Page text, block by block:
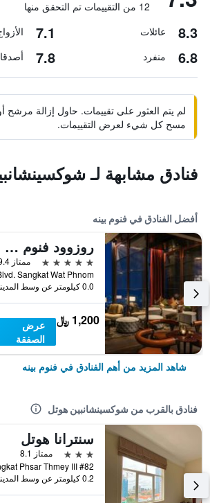
12 من التقييمات تم التحقق منها
8.3 عائلات 7.1
6.8 منفرد 7.8
لم يتم العثور على تقييمات. حاول إزالة مرشح
مسح كل شيء لعرض التقييمات.
فنادق مشابهة لـ
أفضل الفنادق في فنوم بينه
روزوود فنوم بين
5 نجوم
ممتاز 9.4
0.0 كيلومتر عن وسط المدينة
1,200 ﷼
عرض
الصفقة
شاهد المزيد من أهم الفنادق في فنوم بينه
فنادق بالقرب من شوكسينشانبين هوتل
سنترانا هوتل
3 نجوم
ممتاز 8.1
0.2 كيلومتر عن وسط المدينة